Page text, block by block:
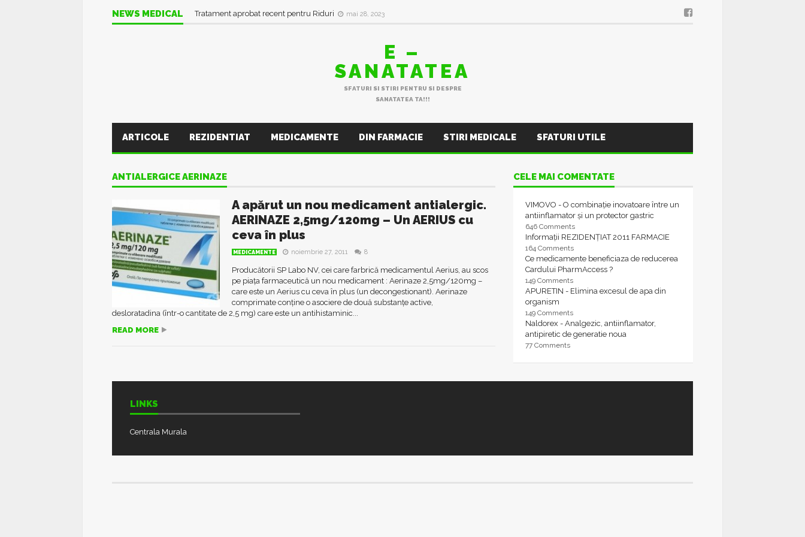
NEWS MEDICAL Tratament aprobat recent pentru Riduri mai 28, 2023
E –
SANATATEA
SFATURI SI STIRI PENTRU SI DESPRE
SANATATEA TA!!!
ARTICOLE REZIDENTIAT MEDICAMENTE DIN FARMACIE STIRI MEDICALE SFATURI UTILE
ANTIALERGICE AERINAZE
A apărut un nou medicament antialergic.
AERINAZE 2,5mg/120mg – Un AERIUS cu
ceva în plus
MEDICAMENTE noiembrie 27, 2011 8
Producătorii SP Labo NV, cei care farbrică medicamentul Aerius, au scos
pe piața farmaceutică un nou medicament : Aerinaze 2,5mg/120mg –
care este un Aerius cu ceva în plus (un decongestionant). Aerinaze
comprimate conține o asociere de două substanțe active,
desloratadina (într-o cantitate de 2,5 mg) care este un antihistaminic...
READ MORE
CELE MAI COMENTATE
VIMOVO - O combinație inovatoare între un
antiinflamator și un protector gastric
646 Comments
Informații REZIDENȚIAT 2011 FARMACIE
164 Comments
Ce medicamente beneficiaza de reducerea
Cardului PharmAccess ?
149 Comments
APURETIN - Elimina excesul de apa din
organism
149 Comments
Naldorex - Analgezic, antiinflamator,
antipiretic de generatie noua
77 Comments
LINKS
Centrala Murala